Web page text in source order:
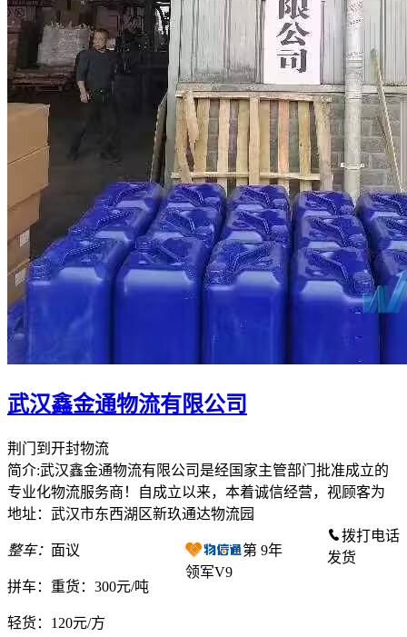
武汉鑫金通物流有限公司
荆门到开封物流
简介:武汉鑫金通物流有限公司是经国家主管部门批准成立的
专业化物流服务商！自成立以来，本着诚信经营，视顾客为
地址：武汉市东西湖区新玖通达物流园
整车： 面议
拼车： 重货：300元/吨
轻货： 120元/方
第 9年
领军V9
拨打电话
发货